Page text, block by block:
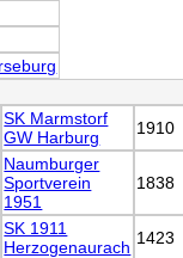
SK Marmstorf
GW Harburg
1910
Naumburger
Sportverein
1951
1838
SK 1911
Herzogenaurach 1423